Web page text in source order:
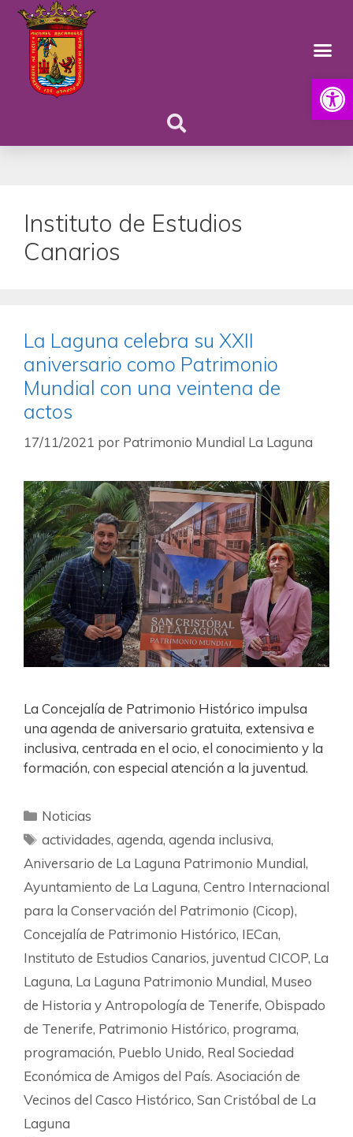
Abrir
Instituto de Estudios
Canarios
La Laguna celebra su XXII
aniversario como Patrimonio
Mundial con una veintena de
actos
17/11/2021 por Patrimonio Mundial La Laguna
La Concejalía de Patrimonio Histórico impulsa
una agenda de aniversario gratuita, extensiva e
inclusiva, centrada en el ocio, el conocimiento y la
formación, con especial atención a la juventud.
Noticias
actividades,agenda,agenda inclusiva,
Aniversario de La Laguna Patrimonio Mundial,
Ayuntamiento de La Laguna, Centro Internacional
para la Conservación del Patrimonio (Cicop),
Concejalía de Patrimonio Histórico, IECan,
Instituto de Estudios Canarios, juventud CICOP, La
Laguna, La Laguna Patrimonio Mundial, Museo
de Historia y Antropología de Tenerife, Obispado
de Tenerife, Patrimonio Histórico, programa,
programación, Pueblo Unido, Real Sociedad
Económica de Amigos del País. Asociación de
Vecinos del Casco Histórico, San Cristóbal de La
Laguna